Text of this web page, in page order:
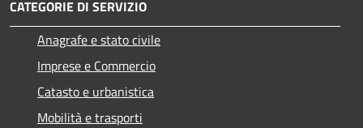
CATEGORIE DI SERVIZIO
Anagrafe e stato civile
Imprese e Commercio
Catasto e urbanistica
Mobilità e trasporti